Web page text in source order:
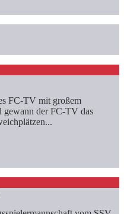
FC-TV mit großem
gewann der FC-TV das